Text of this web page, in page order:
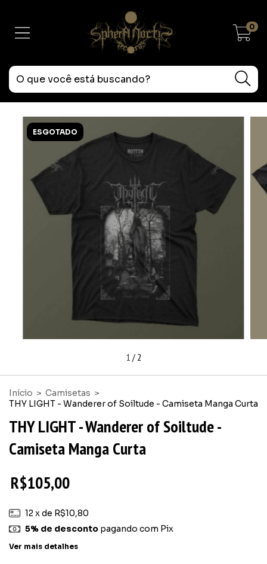
0
ESGOTADO
1 / 2
Início > Camisetas >
THY LIGHT - Wanderer of Soiltude - Camiseta Manga Curta
THY LIGHT - Wanderer of Soiltude -
Camiseta Manga Curta
R$105,00
12x de R$10,80
5% de descontopagando com Pix
Ver mais detalhes